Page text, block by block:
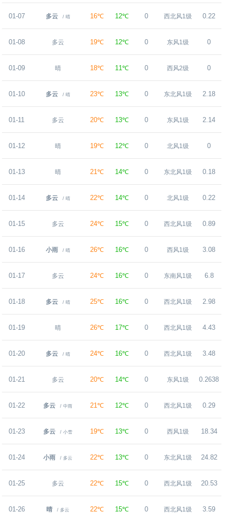
01-07 多云 / 晴 16℃ 12℃ 0 西北风1级 0.22
01-08 多云 19℃ 12℃ 0 东风1级 0
01-09 晴 18℃ 11℃ 0 西风2级 0
01-10 多云 / 晴 23℃ 13℃ 0 东北风1级 2.18
01-11 多云 20℃ 13℃ 0 东风1级 2.14
01-12 晴 19℃ 12℃ 0 北风1级 0
01-13 晴 21℃ 14℃ 0 东北风1级 0.18
01-14 多云 / 晴 22℃ 14℃ 0 北风1级 0.22
01-15 多云 24℃ 15℃ 0 西北风1级 0.89
01-16 小雨 / 晴 26℃ 16℃ 0 西风1级 3.08
01-17 多云 24℃ 16℃ 0 东南风1级 6.8
01-18 多云 / 晴 25℃ 16℃ 0 西北风1级 2.98
01-19 晴 26℃ 17℃ 0 西北风1级 4.43
01-20 多云 / 晴 24℃ 16℃ 0 西北风1级 3.48
01-21 多云 20℃ 14℃ 0 东风1级 0.2638
01-22 多云 / 中雨 21℃ 12℃ 0 西北风1级 0.29
01-23 多云 / 小雪 19℃ 13℃ 0 西风1级 18.34
01-24 小雨 / 多云 22℃ 13℃ 0 东北风1级 24.82
01-25 多云 22℃ 15℃ 0 西北风1级 20.53
01-26 晴 / 多云 22℃ 15℃ 0 西北风1级 3.59